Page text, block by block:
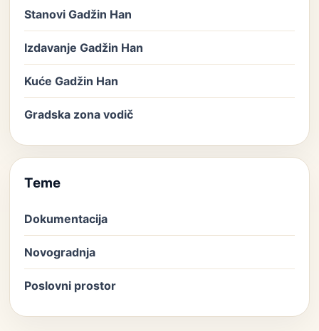
Stanovi Gadžin Han
Izdavanje Gadžin Han
Kuće Gadžin Han
Gradska zona vodič
Teme
Dokumentacija
Novogradnja
Poslovni prostor